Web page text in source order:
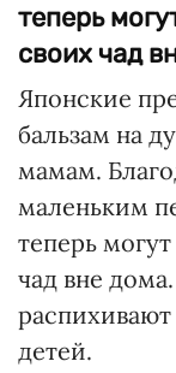
теперь
своих чад
Японские
бальзам на
мамам.
маленьким
теперь
чад вне
детей.